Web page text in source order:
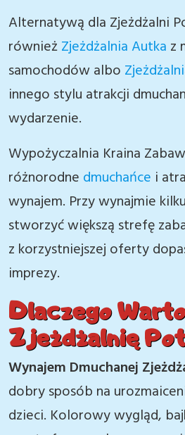
Alternatywą dla Zjeżdżalni
równieżZjeżdżalnia Autka z
samochodów albo
innego stylu atrakcji
wydarzenie.
Wypożyczalnia Kraina
różnorodne dmuchańce i
wynajem. Przy wynajmie
stworzyć większą strefę
z korzystniejszej oferty
imprezy.
Dlaczego
Zjeżdżalnię
Wynajem Dmuchanej
dobry sposób na
dzieci. Kolorowy wygląd,